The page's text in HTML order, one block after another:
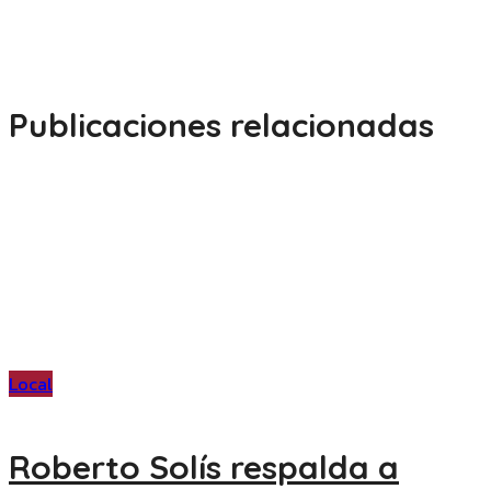
Publicaciones relacionadas
Local
Roberto Solís respalda a